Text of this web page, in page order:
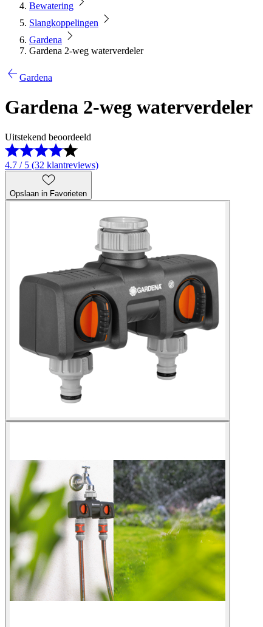
Bewatering
Slangkoppelingen
Gardena
Gardena 2-weg waterverdeler
Gardena
Gardena 2-weg waterverdeler
Uitstekend beoordeeld
4.7 / 5 (32 klantreviews)
Opslaan in Favorieten